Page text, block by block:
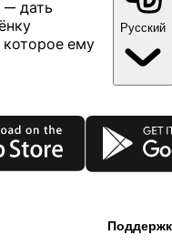
дать
которое ему
Русский
Google Play